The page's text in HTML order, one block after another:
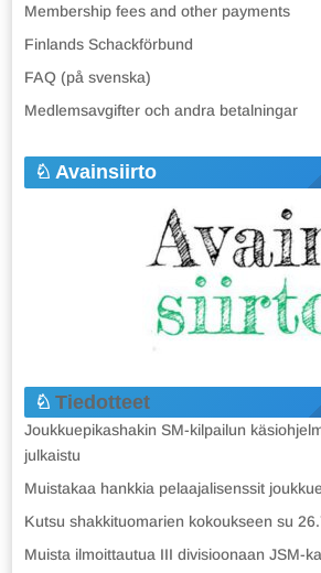
Membership fees and other payments
Finlands Schackförbund
FAQ (på svenska)
Medlemsavgifter och andra betalningar
Avainsiirto
Tiedotteet
Joukkuepikashakin SM-kilpailun
julkaistu
Muistakaa hankkia pelaajalisenssit
Kutsu shakkituomarien kokoukseen su
Muista ilmoittautua III divisioonaan JSM-